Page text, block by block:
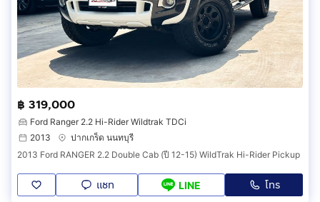
฿ 319,000
Ford Ranger 2.2 Hi-Rider Wildtrak TDCi
2013
ปากเกร็ด นนทบุรี
2013 Ford RANGER 2.2 Double Cab (ปี 12-15) WildTrak Hi-Rider Pickup
แชท LINE โทร